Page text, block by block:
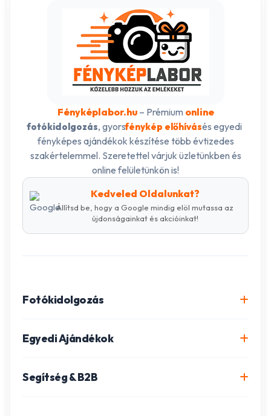
Fényképlabor.hu– Prémium online
fotókidolgozás, gyorsfénykép előhívásés egyedi
fényképes ajándékok készítése több évtizedes
szakértelemmel. Szeretettel várjuk üzletünkben és
online felületünkön is!
Kedveled Oldalunkat?
Állítsd be, hogy a Google mindig elöl mutassa az
újdonságainkat és akcióinkat!
Fotókidolgozás
Igazolványkép készítés
Egyedi Ajándékok
Segítség & B2B